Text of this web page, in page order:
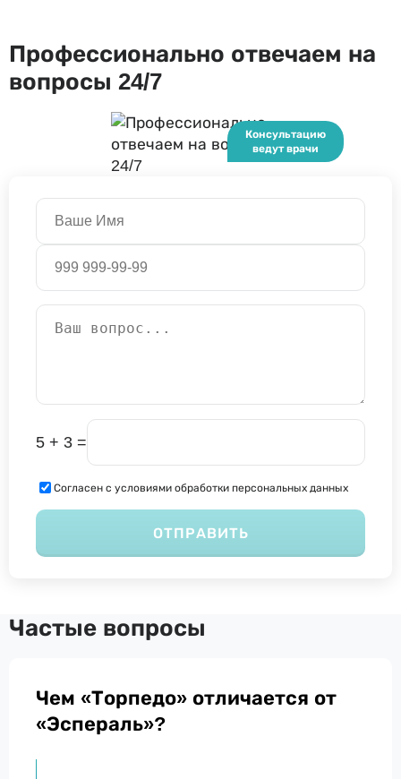
Профессионально отвечаем на
вопросы 24/7
5 + 3 =
Согласен с условиями обработки персональных данных
ОТПРАВИТЬ
Частые вопросы
Чем «Торпедо» отличается от
«Эспераль»?